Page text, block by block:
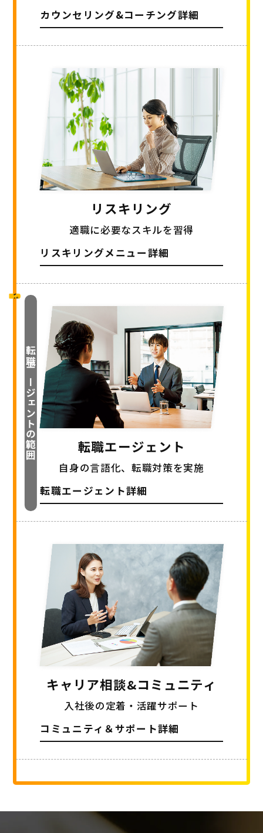
カウンセリング&コーチング詳細
リスキリング
適職に必要なスキルを習得
リスキリングメニュー詳細
転職エージェントの範囲 転職エージェント
自身の言語化、転職対策を実施
転職エージェント詳細
キャリア相談&コミュニティ
入社後の定着・活躍サポート
コミュニティ＆サポート詳細